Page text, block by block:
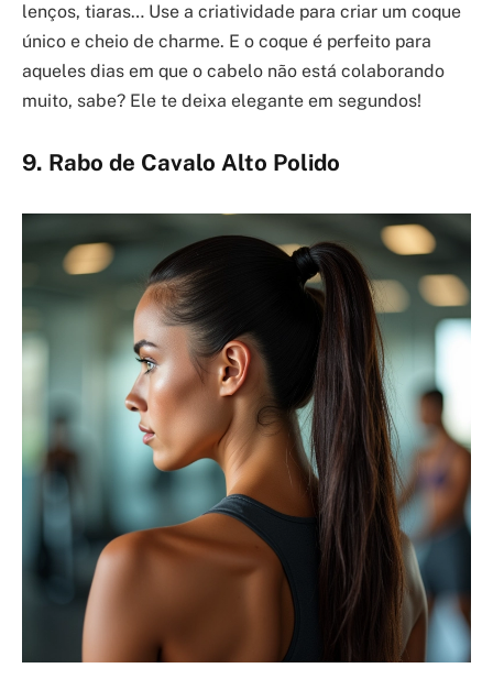
lenços, tiaras… Use a criatividade para criar um coque
único e cheio de charme. E o coque é perfeito para
aqueles dias em que o cabelo não está colaborando
muito, sabe? Ele te deixa elegante em segundos!
9. Rabo de Cavalo Alto Polido